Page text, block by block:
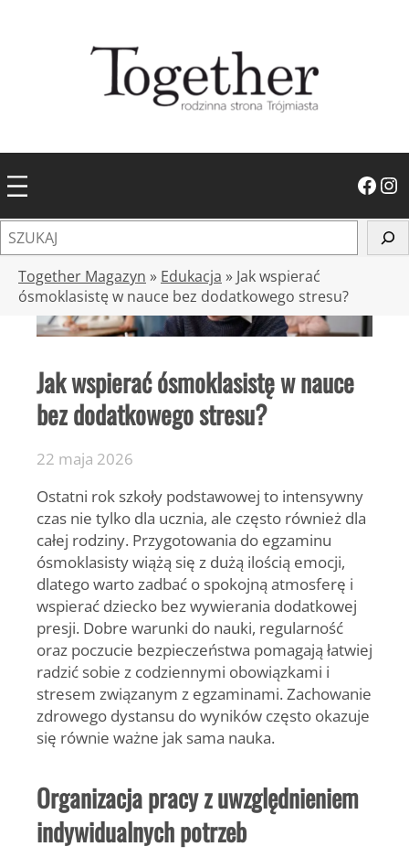
Facebook Instagram
z
Together Magazyn » Edukacja » Jak wspierać
ósmoklasistę w nauce bez dodatkowego stresu?
Jak wspierać ósmoklasistę w nauce
bez dodatkowego stresu?
22 maja 2026
Ostatni rok szkoły podstawowej to intensywny
czas nie tylko dla ucznia, ale często również dla
całej rodziny. Przygotowania do egzaminu
ósmoklasisty wiążą się z dużą ilością emocji,
dlatego warto zadbać o spokojną atmosferę i
wspierać dziecko bez wywierania dodatkowej
presji. Dobre warunki do nauki, regularność
oraz poczucie bezpieczeństwa pomagają łatwiej
radzić sobie z codziennymi obowiązkami i
stresem związanym z egzaminami. Zachowanie
zdrowego dystansu do wyników często okazuje
się równie ważne jak sama nauka.
Organizacja pracy z uwzględnieniem
indywidualnych potrzeb